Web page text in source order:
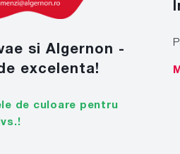
si Algernon -
excelenta!
de culoare pentru